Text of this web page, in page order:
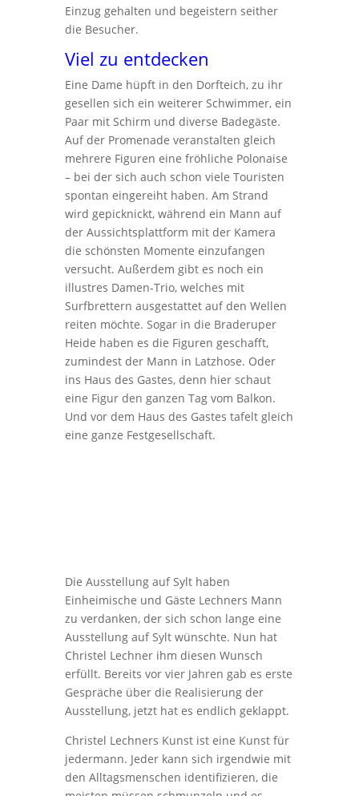
Einzug gehalten und begeistern seither
die Besucher.
Viel zu entdecken
Eine Dame hüpft in den Dorfteich, zu ihr
gesellen sich ein weiterer Schwimmer, ein
Paar mit Schirm und diverse Badegäste.
Auf der Promenade veranstalten gleich
mehrere Figuren eine fröhliche Polonaise
– bei der sich auch schon viele Touristen
spontan eingereiht haben. Am Strand
wird gepicknickt, während ein Mann auf
der Aussichtsplattform mit der Kamera
die schönsten Momente einzufangen
versucht. Außerdem gibt es noch ein
illustres Damen-Trio, welches mit
Surfbrettern ausgestattet auf den Wellen
reiten möchte. Sogar in die Braderuper
Heide haben es die Figuren geschafft,
zumindest der Mann in Latzhose. Oder
ins Haus des Gastes, denn hier schaut
eine Figur den ganzen Tag vom Balkon.
Und vor dem Haus des Gastes tafelt gleich
eine ganze Festgesellschaft.
Die Ausstellung auf Sylt haben
Einheimische und Gäste Lechners Mann
zu verdanken, der sich schon lange eine
Ausstellung auf Sylt wünschte. Nun hat
Christel Lechner ihm diesen Wunsch
erfüllt. Bereits vor vier Jahren gab es erste
Gespräche über die Realisierung der
Ausstellung, jetzt hat es endlich geklappt.
Christel Lechners Kunst ist eine Kunst für
jedermann. Jeder kann sich irgendwie mit
den Alltagsmenschen identifizieren, die